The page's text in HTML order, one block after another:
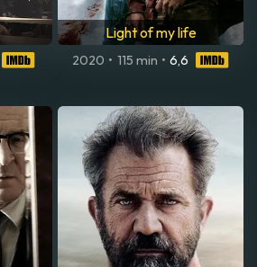
Light of my life
2020 • 115 min • 6,6